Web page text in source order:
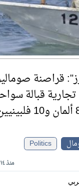
قراصنة
قبالة
Politics
منذ ١٤ يوم